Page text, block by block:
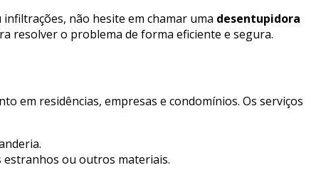
não hesite em chamar uma desentupidora
resolver o problema de forma eficiente e segura.
em residências, empresas e condomínios. Os serviços
ou outros materiais.